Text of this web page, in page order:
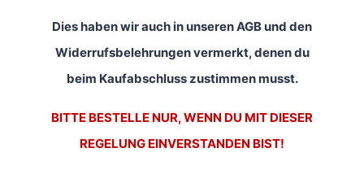
Dies haben wir auch in unseren AGB und den
Widerrufsbelehrungen vermerkt, denen du
beim Kaufabschluss zustimmen musst.
BITTE BESTELLE NUR, WENN DU MIT DIESER
REGELUNG EINVERSTANDEN BIST!